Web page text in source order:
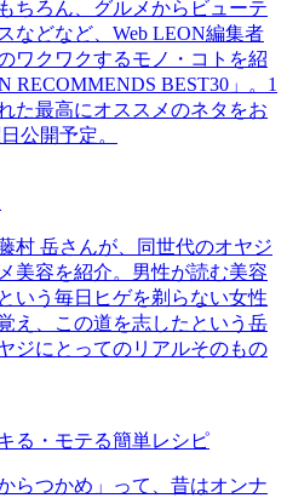
ちろん、グルメからビューテ
などなど、Web LEON編集者
ワクワクするモノ・コトを紹
RECOMMENDS BEST30」。1
た最高にオススメのネタをお
公開予定。
村 岳さんが、同世代のオヤジ
美容を紹介。男性が読む美容
いう毎日ヒゲを剃らない女性
え、この道を志したという岳
ジにとってのリアルそのもの
る・モテる簡単レシピ
らつかめ」って、昔はオンナ